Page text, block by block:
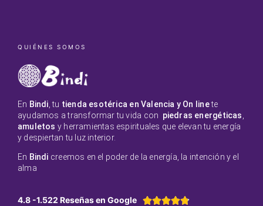
QUIÉNES SOMOS
En Bindi , tu tienda esotérica en Valencia y On linete
ayudamos a transformar tu vida con piedras energéticas
amuletos y herramientas espirituales que elevan tu energía
y despiertan tu luz interior.
En Bindi creemos en el poder de la energía, la intención y el
alma
4.8 -1.522 Reseñas en Google 